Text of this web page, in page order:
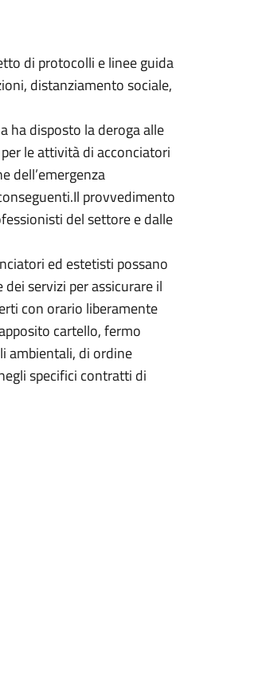
di protocolli e linee guida
distanziamento sociale,
ha disposto la deroga alle
le attività di acconciatori
dell’emergenza
provvedimento
del settore e dalle
ed estetisti possano
servizi per assicurare il
con orario liberamente
cartello, fermo
ambientali, di ordine
specifici contratti di